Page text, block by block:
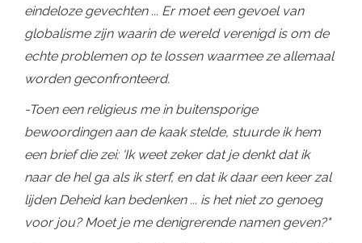
eindeloze gevechten ... Er moet een gevoel van
globalisme zijn waarin de wereld verenigd is om de
echte problemen op te lossen waarmee ze allemaal
worden geconfronteerd.
-Toen een religieus me in buitensporige
bewoordingen aan de kaak stelde, stuurde ik hem
een ​​brief die zei: 'Ik weet zeker dat je denkt dat ik
naar de hel ga als ik sterf, en dat ik daar een keer zal
lijden Deheid kan bedenken ... is het niet zo genoeg
voor jou? Moet je me denigrerende namen geven?"